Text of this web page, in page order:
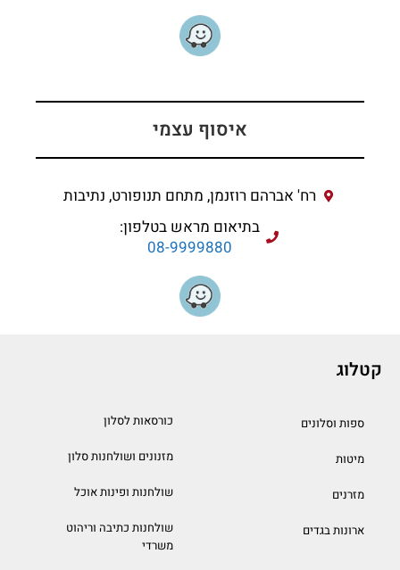
איסוף עצמי
רח' אברהם רוזנמן, מתחם תנופורט, נתיבות
בתיאום מראש בטלפון:
08-9999880
קטלוג
ספות וסלונים
מיטות
מזרנים
ארונות בגדים
כורסאות לסלון
מזנונים ושולחנות סלון
שולחנות ופינות אוכל
שולחנות כתיבה וריהוט
משרדי